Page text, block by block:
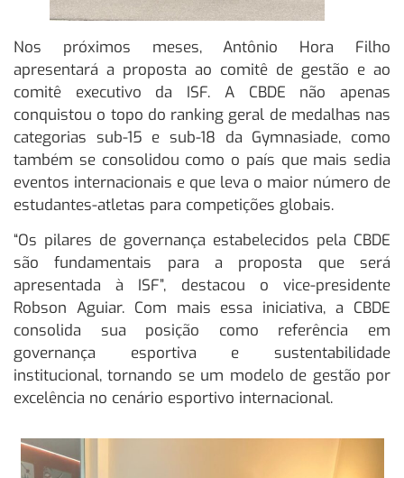
Nos próximos meses, Antônio Hora Filho
apresentará a proposta ao comitê de gestão e ao
comitê executivo da ISF. A CBDE não apenas
conquistou o topo do ranking geral de medalhas nas
categorias sub-15 e sub-18 da Gymnasiade, como
também se consolidou como o país que mais sedia
eventos internacionais e que leva o maior número de
estudantes-atletas para competições globais.
“Os pilares de governança estabelecidos pela CBDE
são fundamentais para a proposta que será
apresentada à ISF”, destacou o vice-presidente
Robson Aguiar. Com mais essa iniciativa, a CBDE
consolida sua posição como referência em
governança esportiva e sustentabilidade
institucional, tornando se um modelo de gestão por
excelência no cenário esportivo internacional.